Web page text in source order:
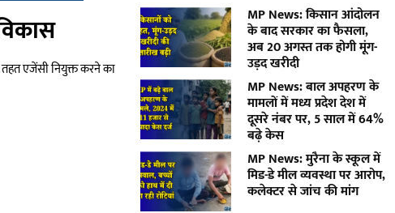
तहत एजेंसी नियुक्त करने का
MP News: किसान आंदोलन
के बाद सरकार का फैसला,
अब 20 अगस्त तक होगी मूंग-
उड़द खरीदी
MP News: बाल अपहरण के
मामलों में मध्य प्रदेश देश में
दूसरे नंबर पर, 5 साल में 64%
बढ़े केस
MP News: मुरैना के स्कूल में
मिड-डे मील व्यवस्था पर आरोप,
कलेक्टर से जांच की मांग